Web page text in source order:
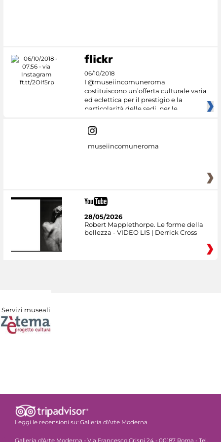
06/10/2018
I @museiincomuneroma
costituiscono un’offerta culturale varia
ed eclettica per il prestigio e la
particolarità delle sedi, per le
museiincomuneroma
28/05/2026
Robert Mapplethorpe. Le forme della
bellezza - VIDEO LIS | Derrick Cross
Servizi museali
Leggi le recensioni su: Galleria d'Arte Moderna